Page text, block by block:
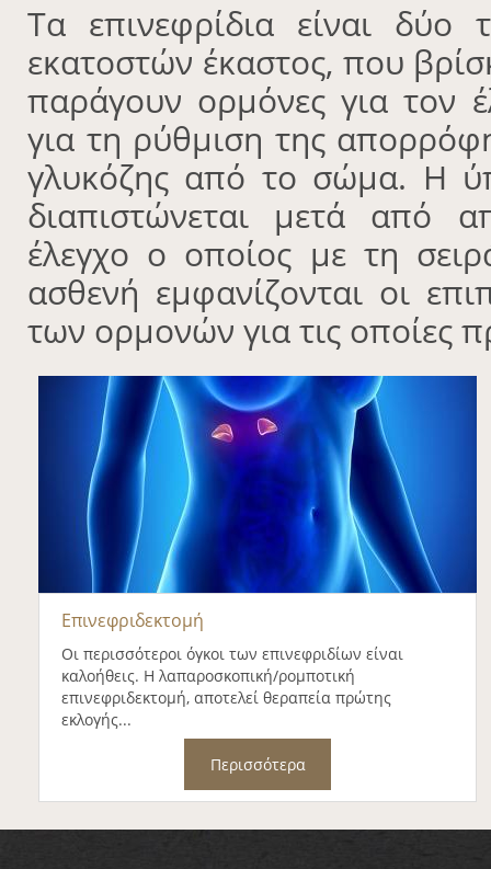
Τα επινεφρίδια είναι δύο
εκατοστών έκαστος, που
παράγουν ορμόνες για τον
για τη ρύθμιση της
γλυκόζης από το σώμα. Η
διαπιστώνεται μετά από
έλεγχο ο οποίος με τη
ασθενή εμφανίζονται οι
των ορμονών για τις οποίες
Επινεφριδεκτομή
Οι περισσότεροι όγκοι των επινεφριδίων είναι
καλοήθεις. Η λαπαροσκοπική/ρομποτική
επινεφριδεκτομή, αποτελεί θεραπεία πρώτης
εκλογής...
Περισσότερα